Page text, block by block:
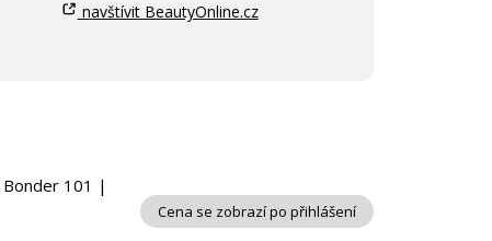
navštívit BeautyOnline.cz
101 |
Cena se zobrazí po přihlášení